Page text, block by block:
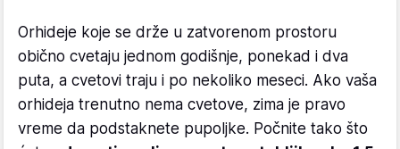
Orhideje koje se drže u zatvorenom prostoru
obično cvetaju jednom godišnje, ponekad i dva
puta, a cvetovi traju i po nekoliko meseci. Ako vaša
orhideja trenutno nema cvetove, zima je pravo
vreme da podstaknete pupoljke. Počnite tako što